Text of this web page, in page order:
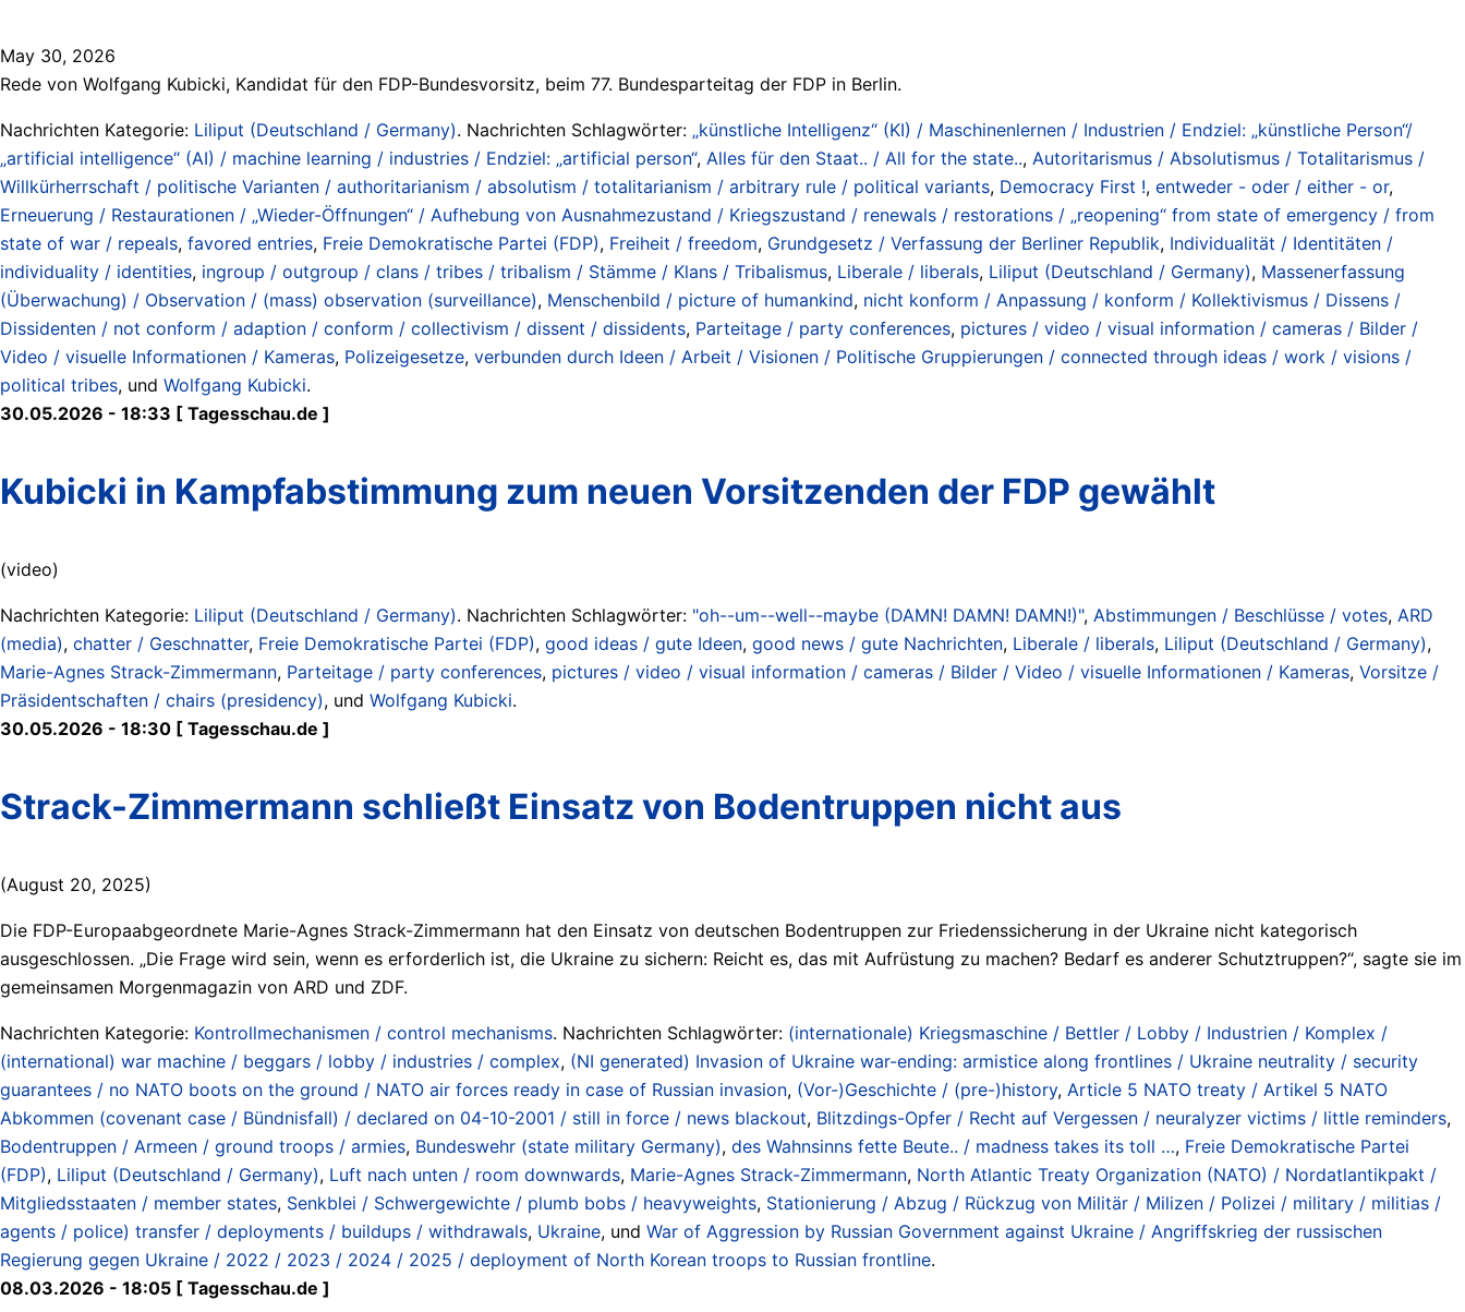
May 30, 2026
Rede von Wolfgang Kubicki, Kandidat für den FDP-Bundesvorsitz, beim 77. Bundesparteitag der FDP in Berlin.
Nachrichten Kategorie: Liliput (Deutschland / Germany). Nachrichten Schlagwörter: „künstliche Intelligenz“ (KI) / Maschinenlernen / Industrien / Endziel: „künstliche Person“/
„artificial intelligence“ (AI) / machine learning / industries / Endziel: „artificial person“, Alles für den Staat.. / All for the state.., Autoritarismus / Absolutismus / Totalitarismus /
Willkürherrschaft / politische Varianten / authoritarianism / absolutism / totalitarianism / arbitrary rule / political variants, Democracy First !, entweder - oder / either - or,
Erneuerung / Restaurationen / „Wieder-Öffnungen“ / Aufhebung von Ausnahmezustand / Kriegszustand / renewals / restorations / „reopening“ from state of emergency / from
state of war / repeals, favored entries, Freie Demokratische Partei (FDP), Freiheit / freedom, Grundgesetz / Verfassung der Berliner Republik, Individualität / Identitäten /
individuality / identities, ingroup / outgroup / clans / tribes / tribalism / Stämme / Klans / Tribalismus, Liberale / liberals, Liliput (Deutschland / Germany), Massenerfassung
(Überwachung) / Observation / (mass) observation (surveillance), Menschenbild / picture of humankind, nicht konform / Anpassung / konform / Kollektivismus / Dissens /
Dissidenten / not conform / adaption / conform / collectivism / dissent / dissidents, Parteitage / party conferences, pictures / video / visual information / cameras / Bilder /
Video / visuelle Informationen / Kameras, Polizeigesetze, verbunden durch Ideen / Arbeit / Visionen / Politische Gruppierungen / connected through ideas / work / visions /
political tribes, und Wolfgang Kubicki.
30.05.2026 - 18:33 [ Tagesschau.de ]
Kubicki in Kampfabstimmung zum neuen Vorsitzenden der FDP gewählt
(video)
Nachrichten Kategorie: Liliput (Deutschland / Germany). Nachrichten Schlagwörter: "oh--um--well--maybe (DAMN! DAMN! DAMN!)", Abstimmungen / Beschlüsse / votes, ARD
(media), chatter / Geschnatter, Freie Demokratische Partei (FDP), good ideas / gute Ideen, good news / gute Nachrichten, Liberale / liberals, Liliput (Deutschland / Germany),
Marie-Agnes Strack-Zimmermann, Parteitage / party conferences, pictures / video / visual information / cameras / Bilder / Video / visuelle Informationen / Kameras, Vorsitze /
Präsidentschaften / chairs (presidency), und Wolfgang Kubicki.
30.05.2026 - 18:30 [ Tagesschau.de ]
Strack-Zimmermann schließt Einsatz von Bodentruppen nicht aus
(August 20, 2025)
Die FDP-Europaabgeordnete Marie-Agnes Strack-Zimmermann hat den Einsatz von deutschen Bodentruppen zur Friedenssicherung in der Ukraine nicht kategorisch
ausgeschlossen. „Die Frage wird sein, wenn es erforderlich ist, die Ukraine zu sichern: Reicht es, das mit Aufrüstung zu machen? Bedarf es anderer Schutztruppen?“, sagte sie im
gemeinsamen Morgenmagazin von ARD und ZDF.
Nachrichten Kategorie: Kontrollmechanismen / control mechanisms. Nachrichten Schlagwörter: (internationale) Kriegsmaschine / Bettler / Lobby / Industrien / Komplex /
(international) war machine / beggars / lobby / industries / complex, (NI generated) Invasion of Ukraine war-ending: armistice along frontlines / Ukraine neutrality / security
guarantees / no NATO boots on the ground / NATO air forces ready in case of Russian invasion, (Vor-)Geschichte / (pre-)history, Article 5 NATO treaty / Artikel 5 NATO
Abkommen (covenant case / Bündnisfall) / declared on 04-10-2001 / still in force / news blackout, Blitzdings-Opfer / Recht auf Vergessen / neuralyzer victims / little reminders,
Bodentruppen / Armeen / ground troops / armies, Bundeswehr (state military Germany), des Wahnsinns fette Beute.. / madness takes its toll …, Freie Demokratische Partei
(FDP), Liliput (Deutschland / Germany), Luft nach unten / room downwards, Marie-Agnes Strack-Zimmermann, North Atlantic Treaty Organization (NATO) / Nordatlantikpakt /
Mitgliedsstaaten / member states, Senkblei / Schwergewichte / plumb bobs / heavyweights, Stationierung / Abzug / Rückzug von Militär / Milizen / Polizei / military / militias /
agents / police) transfer / deployments / buildups / withdrawals, Ukraine, und War of Aggression by Russian Government against Ukraine / Angriffskrieg der russischen
Regierung gegen Ukraine / 2022 / 2023 / 2024 / 2025 / deployment of North Korean troops to Russian frontline.
08.03.2026 - 18:05 [ Tagesschau.de ]